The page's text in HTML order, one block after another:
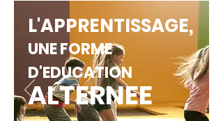
L'APPRENTISSAGE,
UNE FORME
D'EDUCATION
ALTERNEE